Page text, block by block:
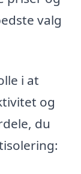
valg
i at
og
du